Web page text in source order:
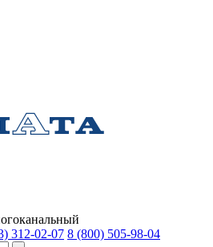
312-02-07 8 (800) 505-98-04